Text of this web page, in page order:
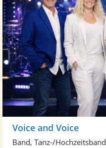
Voice and Voice
Band, Tanz-/Hochzeitsband